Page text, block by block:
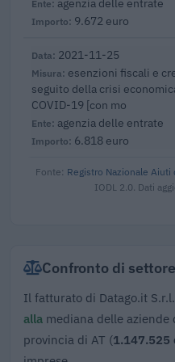
9.672 euro
2021-11-25
esenzioni fiscali e
seguito della crisi
COVID-19 [con mo
agenzia delle entrate
6.818 euro
Fonte: Registro Nazionale Aiuti
IODL 2.0. Dati
Confronto di settore
Il fatturato di Datago.it
alla mediana delle aziende
provincia di AT (1.147.525